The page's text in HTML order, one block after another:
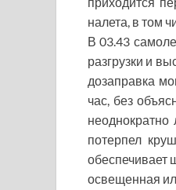
налета, в том
В 03.43
разгрузки и
дозаправка
час, без
потерпел
обеспечивает
освещенная